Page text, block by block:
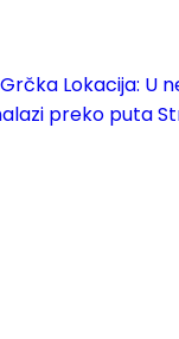
Lokacija:
preko puta